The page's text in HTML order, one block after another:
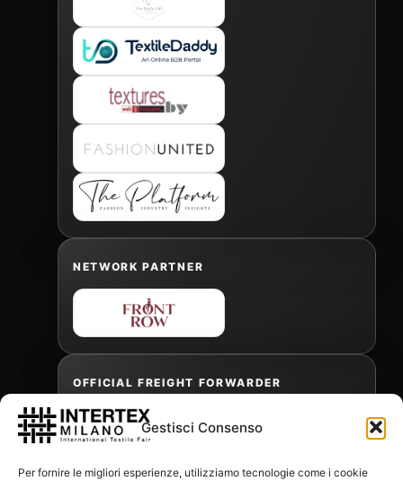
Gestisci Consenso
Per fornire le migliori esperienze, utilizziamo tecnologie come i cookie
NETWORK PARTNER
OFFICIAL FREIGHT FORWARDER